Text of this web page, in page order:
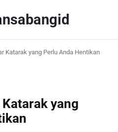
Katarak yang Perlu Anda Hentikan
yang